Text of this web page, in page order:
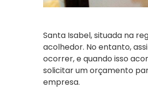
Santa Isabel, situada na
acolhedor. No entanto,
ocorrer, e quando isso
solicitar um orçamento
empresa.